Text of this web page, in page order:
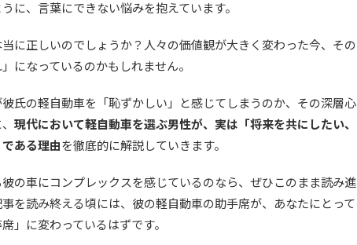
に、言葉にできない悩みを抱えています。
に正しいのでしょうか？人々の価値観が大きく変わった今、その
になっているのかもしれません。
氏の軽自動車を「恥ずかしい」と感じてしまうのか、その深層心
現代において軽自動車を選ぶ男性が、実は「将来を共にしたい、
ある理由を徹底的に解説していきます。
の車にコンプレックスを感じているのなら、ぜひこのまま読み進
を読み終える頃には、彼の軽自動車の助手席が、あなたにとって
」に変わっているはずです。